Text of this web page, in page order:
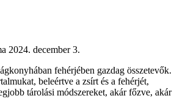
2024. december 3.
fehérjében gazdag összetevők.
beleértve a zsírt és a fehérjét,
tárolási módszereket, akár főzve, akár